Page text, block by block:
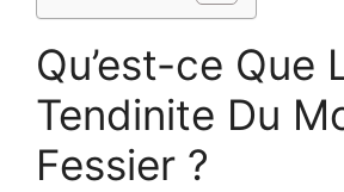
Qu’est-ce Que
Tendinite Du
Fessier ?